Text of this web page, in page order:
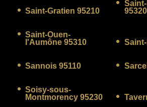
Saint-Gratien 95210
95320
Saint-Ouen-
l'Aumône 95310
Sannois 95110
Soisy-sous-
Montmorency 95230